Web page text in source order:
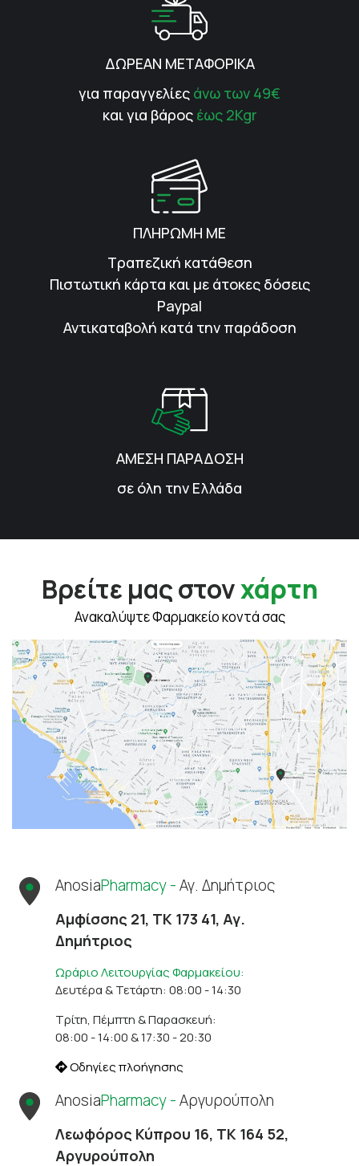
ΔΩΡΕΑΝ ΜΕΤΑΦΟΡΙΚΑ
για παραγγελίες άνω των 49€
και για βάρος έως 2Kgr
ΠΛΗΡΩΜΗ ΜΕ
Τραπεζική κατάθεση
Πιστωτική κάρτα και με άτοκες δόσεις
Paypal
Αντικαταβολή κατά την παράδοση
ΑΜΕΣΗ ΠΑΡΑΔΟΣΗ
σε όλη την Ελλάδα
Βρείτε μας στονχάρτη
Ανακαλύψτε Φαρμακείο κοντά σας
AnosiaPharmacy -Αγ. Δημήτριος
Αμφίσσης 21, ΤΚ 173 41, Αγ.
Δημήτριος
Ωράριο Λειτουργίας Φαρμακείου:
Δευτέρα & Τετάρτη: 08:00 - 14:30
Τρίτη, Πέμπτη & Παρασκευή:
08:00 - 14:00 & 17:30 - 20:30
Οδηγίες πλοήγησης
AnosiaPharmacy -Αργυρούπολη
Λεωφόρος Κύπρου 16, ΤΚ 164 52,
Αργυρούπολη